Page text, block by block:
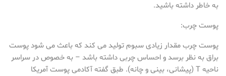
به خاطر داشته باشید.
پوست چرب:
پوست چرب مقدار زیادی سبوم تولید می کند که باعث می شود پوست
براق به نظر برسد و احساس چربی داشته باشد – به خصوص در سراسر
ناحیه T (پیشانی، بینی و چانه). طبق گفته آکادمی پوست آمریکا